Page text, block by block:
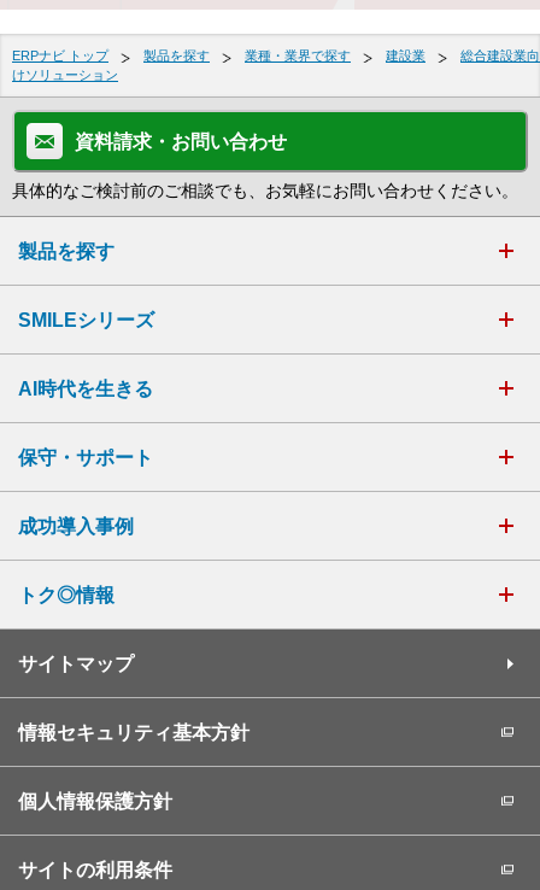
ERPナビ トップ 製品を探す 業種・業界で探す 建設業
総合建設業向
けソリューション
資料請求・お問い合わせ
具体的なご検討前のご相談でも、お気軽にお問い合わせください。
製品を探す
SMILEシリーズ
AI時代を生きる
保守・サポート
成功導入事例
トク◎情報
サイトマップ
情報セキュリティ基本方針
個人情報保護方針
サイトの利用条件